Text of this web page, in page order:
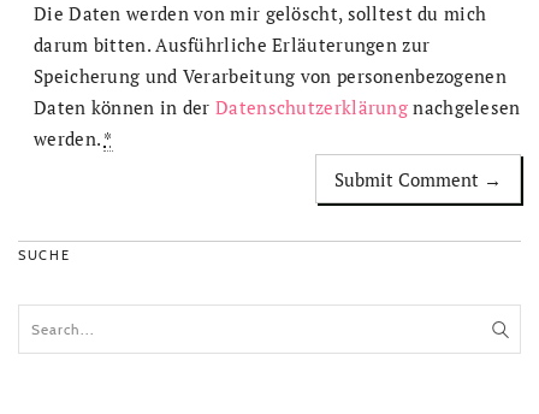
Die Daten werden von mir gelöscht, solltest du mich
darum bitten. Ausführliche Erläuterungen zur
Speicherung und Verarbeitung von personenbezogenen
Daten können in derDatenschutzerklärung nachgelesen
werden. *
SUCHE